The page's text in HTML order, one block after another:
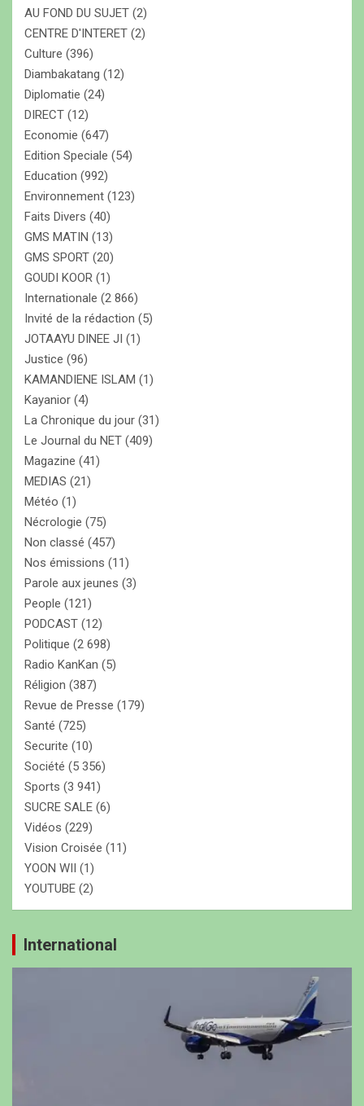
AU FOND DU SUJET (2)
CENTRE D'INTERET (2)
Culture (396)
Diambakatang (12)
Diplomatie (24)
DIRECT (12)
Economie (647)
Edition Speciale (54)
Education (992)
Environnement (123)
Faits Divers (40)
GMS MATIN (13)
GMS SPORT (20)
GOUDI KOOR (1)
Internationale (2 866)
Invité de la rédaction (5)
JOTAAYU DINEE JI (1)
Justice (96)
KAMANDIENE ISLAM (1)
Kayanior (4)
La Chronique du jour (31)
Le Journal du NET (409)
Magazine (41)
MEDIAS (21)
Météo (1)
Nécrologie (75)
Non classé (457)
Nos émissions (11)
Parole aux jeunes (3)
People (121)
PODCAST (12)
Politique (2 698)
Radio KanKan (5)
Réligion (387)
Revue de Presse (179)
Santé (725)
Securite (10)
Société (5 356)
Sports (3 941)
SUCRE SALE (6)
Vidéos (229)
Vision Croisée (11)
YOON WII
(1)
YOUTUBE (2)
International